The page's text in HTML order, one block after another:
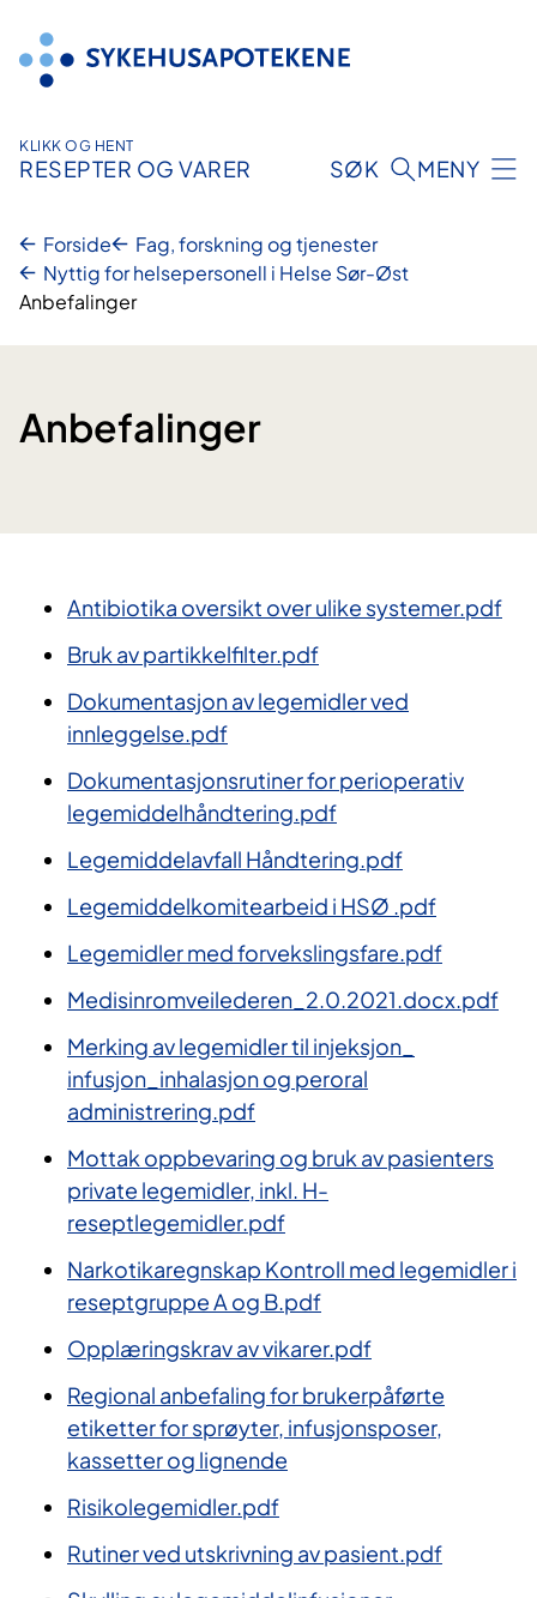
innhold
KLIKK OG HENT
RESEPTER OG VARER SØK MENY
Forside
Fag, forskning og tjenester
Nyttig for helsepersonell i Helse Sør-Øst
Anbefalinger
Anbefalinger
Antibiotika oversikt over ulike systemer.pdf
Bruk av partikkelfilter.pdf
Dokumentasjon av legemidler ved
innleggelse.pdf
Dokumentasjonsrutiner for perioperativ
legemiddelhåndtering.pdf
Legemiddelavfall Håndtering.pdf
Legemiddelkomitearbeid i HSØ .pdf
Legemidler med forvekslingsfare.pdf
Medisinromveilederen_2.0.2021.docx.pdf
Merking av legemidler til injeksjon_
infusjon_inhalasjon og peroral
administrering.pdf
Mottak oppbevaring og bruk av pasienters
private legemidler, inkl. H-
reseptlegemidler.pdf
Narkotikaregnskap Kontroll med legemidler i
reseptgruppe A og B.pdf
Opplæringskrav av vikarer.pdf
Regional anbefaling for brukerpåførte
etiketter for sprøyter, infusjonsposer,
kassetter og lignende
Risikolegemidler.pdf
Rutiner ved utskrivning av pasient.pdf